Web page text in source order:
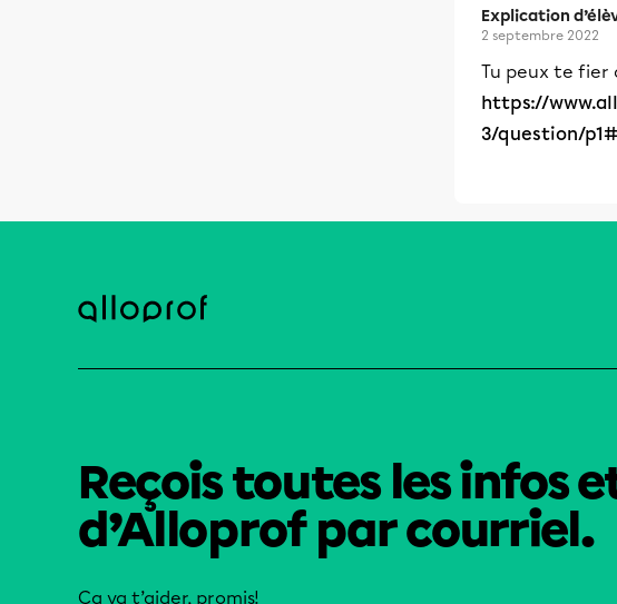
Explication
2 septembre 2022
Tu peux te fier
https://
3/question/
Reçois toutes les infos
d’Alloprof par courriel.
Ça va t’aider, promis!